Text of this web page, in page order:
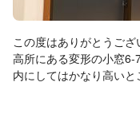
この度はありがとうご
高所にある変形の小窓
内にしてはかなり高い
ろもあり、また難しい